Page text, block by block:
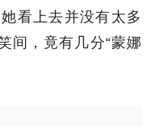
看上去并没有太多
间，竟有几分“蒙娜